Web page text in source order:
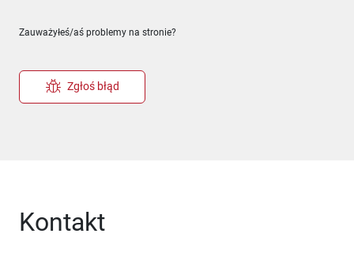
Zauważyłeś/aś problemy na stronie?
Zgłoś błąd
Kontakt